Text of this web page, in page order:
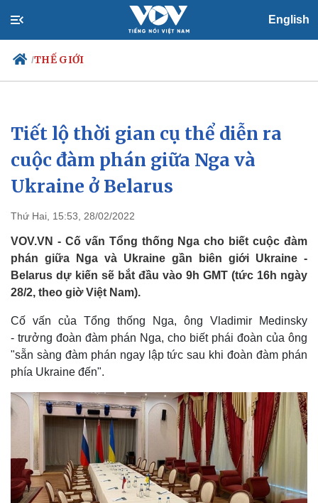
English
/THẾ GIỚI
Chính trị
Đảng
Tổ chức nhân sự
Quốc hội
Xã hội
Tin 24h
Dự báo thời tiết
Tiết lộ thời gian cụ thể diễn ra
cuộc đàm phán giữa Nga và
Ukraine ở Belarus
Thứ Hai, 15:53, 28/02/2022
VOV.VN - Cố vấn Tổng thống Nga cho biết cuộc đàm
phán giữa Nga và Ukraine gần biên giới Ukraine -
Belarus dự kiến sẽ bắt đầu vào 9h GMT (tức 16h ngày
28/2, theo giờ Việt Nam).
Cố vấn của Tổng thống Nga, ông Vladimir Medinsky
- trưởng đoàn đàm phán Nga, cho biết phái đoàn của ông
"sẵn sàng đàm phán ngay lập tức sau khi đoàn đàm phán
phía Ukraine đến".